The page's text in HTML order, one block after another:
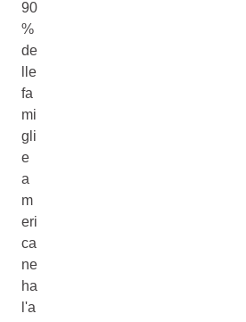
90
%
de
lle
fa
mi
gli
e
a
m
eri
ca
ne
ha
l'a